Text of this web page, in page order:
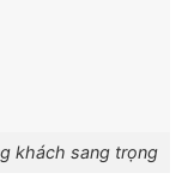
khách sang trọng